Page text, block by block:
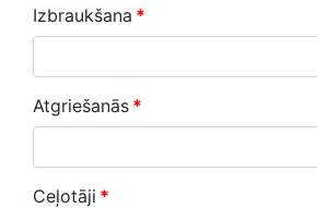
Izbraukšana *
Atgriešanās *
Ceļotāji *